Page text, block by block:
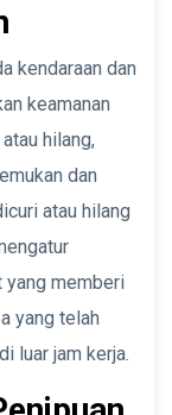
kendaraan dan
keamanan
hilang,
dan
atau hilang
yang memberi
yang telah
luar jam kerja.